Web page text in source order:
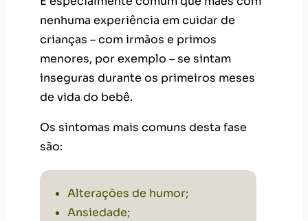
nenhuma experiência em cuidar de
crianças – com irmãos e primos
menores, por exemplo – se sintam
inseguras durante os primeiros meses
de vida do bebê.
Os sintomas mais comuns desta fase
são:
Alterações de humor;
Ansiedade;